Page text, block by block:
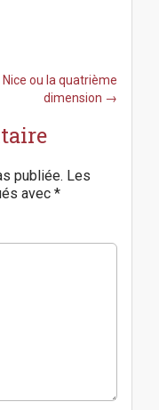
Nice ou la quatrième
dimension →
publiée. Les
avec *